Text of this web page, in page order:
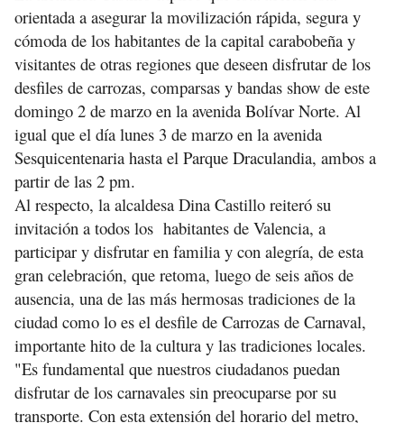
orientada a asegurar la movilización rápida, segura y
cómoda de los habitantes de la capital carabobeña y
visitantes de otras regiones que deseen disfrutar de los
desfiles de carrozas, comparsas y bandas show de este
domingo 2 de marzo en la avenida Bolívar Norte. Al
igual que el día lunes 3 de marzo en la avenida
Sesquicentenaria hasta el Parque Draculandia, ambos a
partir de las 2 pm.
Al respecto, la alcaldesa Dina Castillo reiteró su
invitación a todos los habitantes de Valencia, a
participar y disfrutar en familia y con alegría, de esta
gran celebración, que retoma, luego de seis años de
ausencia, una de las más hermosas tradiciones de la
ciudad como lo es el desfile de Carrozas de Carnaval,
importante hito de la cultura y las tradiciones locales.
"Es fundamental que nuestros ciudadanos puedan
disfrutar de los carnavales sin preocuparse por su
transporte. Con esta extensión del horario del metro,